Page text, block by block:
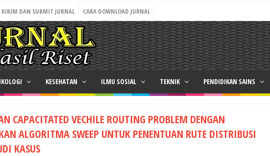
KIRIM DAN SUBMIT JURNAL CARA DOWNLOAD JURNAL
KESEHATAN ILMU SOSIAL TEKNIK PENDIDIKAN SAINS
CAPACITATED VECHILE ROUTING PROBLEM DENGAN
ALGORITMA SWEEP UNTUK PENENTUAN RUTE DISTRIBUSI
KASUS